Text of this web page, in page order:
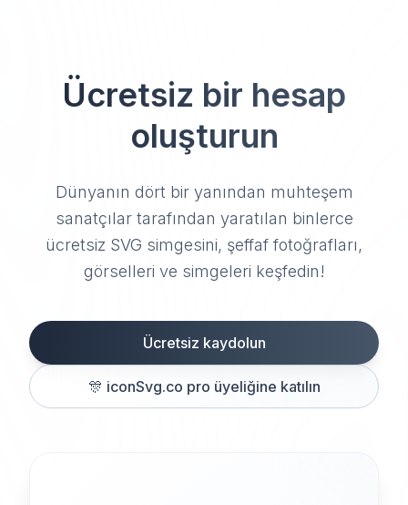
Ücretsiz bir hesap
oluşturun
Dünyanın dört bir yanından muhteşem
sanatçılar tarafından yaratılan binlerce
ücretsiz SVG simgesini, şeffaf fotoğrafları,
görselleri ve simgeleri keşfedin!
Ücretsiz kaydolun
🎊 iconSvg.co pro üyeliğine katılın